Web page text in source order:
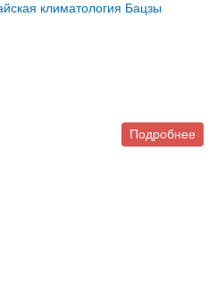
климатология Бацзы
Подробнее